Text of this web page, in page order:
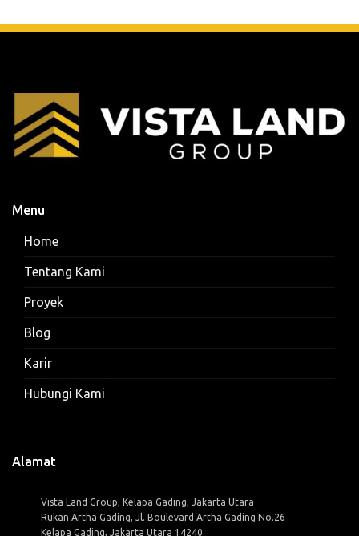
Menu
Home
Tentang Kami
Proyek
Blog
Karir
Hubungi Kami
Alamat
Vista Land Group, Kelapa Gading, Jakarta Utara
Rukan Artha Gading, Jl. Boulevard Artha Gading No.26
Kelapa Gading, Jakarta Utara 14240